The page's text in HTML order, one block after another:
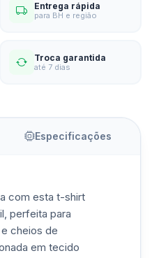
Entrega rápida
para BH e região
Troca garantida
até 7 dias
Especificações
com esta t-shirt
perfeita para
cheios de
em tecido